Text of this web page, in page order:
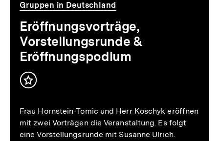
Gruppen in Deutschland
Eröffnungsvorträge,
Vorstellungsrunde &
Eröffnungspodium
Inhalt
Frau Hornstein-Tomic und Herr Koschyk eröffnen
mit zwei Vorträgen die Veranstaltung. Es folgt
eine Vorstellungsrunde mit Susanne Ulrich.